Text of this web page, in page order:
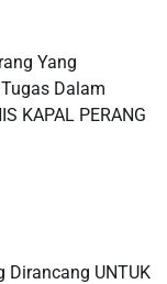
Yang
Dalam
KAPAL PERANG
Dirancang UNTUK